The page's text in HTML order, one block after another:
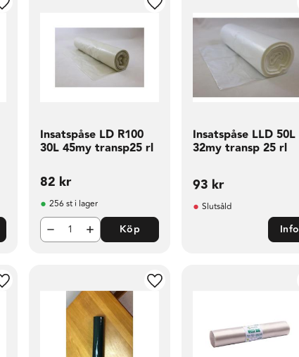
Lägg till i favoriter
Insatspåse LD R100
30L 45my transp25 rl
82 kr
Lägg till i favoriter
256 st i lager
Köp
Insatspåse LLD 50L
32my transp 25 rl
93 kr
Slutsåld
Info
Lägg till i favoriter Lägg till i favoriter